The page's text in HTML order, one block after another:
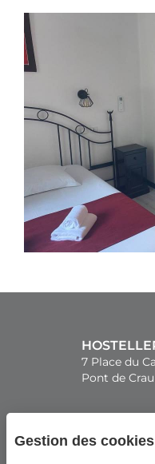
7 Place du
Pont de
Gestion des cookies